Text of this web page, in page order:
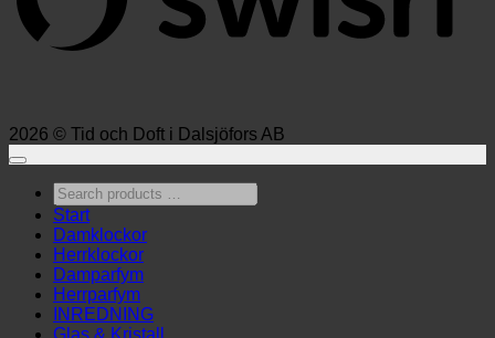
2026 © Tid och Doft i Dalsjöfors AB
Search
products
…
Start
Damklockor
Herrklockor
Damparfym
Herrparfym
INREDNING
Glas & Kristall